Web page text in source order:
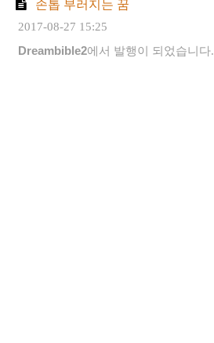
손톱 부러지는 꿈
2017-08-27 15:25
Dreambible2에서 발행이 되었습니다.